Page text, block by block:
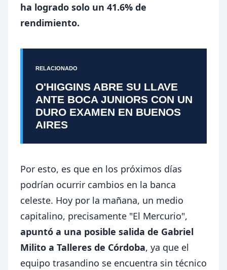
ha logrado solo un 41.6% de
rendimiento.
RELACIONADO
O'HIGGINS ABRE SU LLAVE
ANTE BOCA JUNIORS CON UN
DURO EXAMEN EN BUENOS
AIRES
Por esto, es que en los próximos días
podrían ocurrir cambios en la banca
celeste. Hoy por la mañana, un medio
capitalino, precisamente "El Mercurio",
apuntó a una posible salida de Gabriel
Milito a Talleres de Córdoba, ya que el
equipo trasandino se encuentra sin técnico